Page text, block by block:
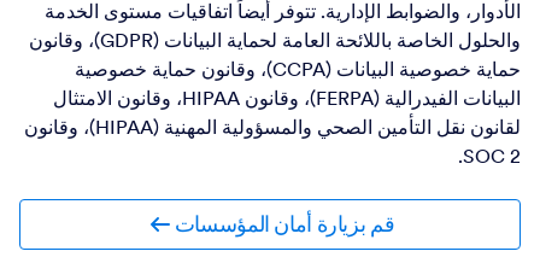
الأدوار، والضوابط الإدارية. تتوفر أيضاً اتفاقيات مستوى الخدمة
والحلول الخاصة باللائحة العامة لحماية البيانات (GDPR)، وقانون
حماية خصوصية البيانات (CCPA)، وقانون حماية خصوصية
البيانات الفيدرالية (FERPA)، وقانون HIPAA، وقانون الامتثال
لقانون نقل التأمين الصحي والمسؤولية المهنية (HIPAA)، وقانون
SOC 2.
قم بزيارة أمان المؤسسات